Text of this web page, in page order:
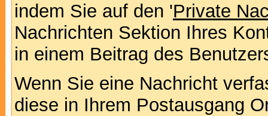
indem Sie auf den 'Private
Nachrichten Sektion Ihres
in einem Beitrag des
Wenn Sie eine Nachricht
diese in Ihrem Postausgang